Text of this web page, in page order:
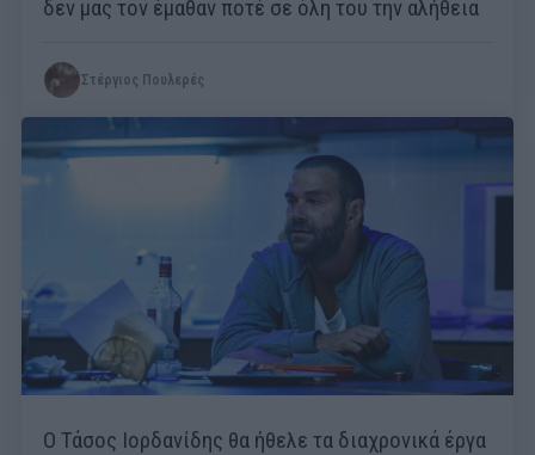
δεν μας τον έμαθαν ποτέ σε όλη του την αλήθεια
Στέργιος Πουλερές
Ο Τάσος Ιορδανίδης θα ήθελε τα διαχρονικά έργα